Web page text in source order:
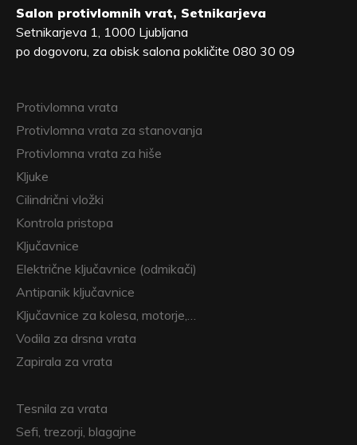
Salon protivlomnih vrat, Setnikarjeva
Setnikarjeva 1, 1000 Ljubljana
po dogovoru, za obisk salona pokličite 080 30 09
Protivlomna vrata
Protivlomna vrata za stanovanja
Protivlomna vrata za hiše
Kljuke
Cilindrični vložki
Kontrola pristopa
Ključavnice
Električne ključavnice (odmikači)
Antipanik ključavnice
Ključavnice za kolesa, motorje,…
Vodila za drsna vrata
Zapirala za vrata
Tesnila za vrata
Sefi, trezorji, blagajne